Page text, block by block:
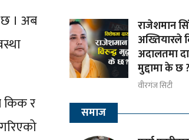
छ । अब
किक र
राजेशमान
अख्तियारले
अदालतमा
मुद्दामा के छ
वीरगंज सिटी
समाज